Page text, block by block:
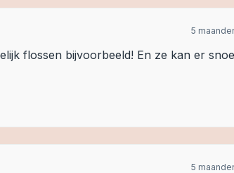
5
flossen bijvoorbeeld! En ze kan er
5